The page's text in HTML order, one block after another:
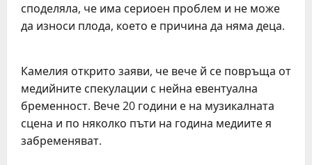
споделяла, че има сериоен проблем и не може
да износи плода, което е причина да няма деца.
Камелия открито заяви, че вече й се повръща от
медийните спекулации с нейна евентуална
бременност. Вече 20 години е на музикалната
сцена и по няколко пъти на година медиите я
забременяват.